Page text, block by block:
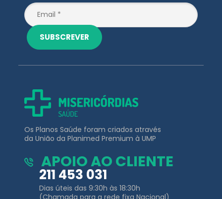
Os Planos Saúde foram criados através
da União da Planimed Premium à UMP
APOIO AO CLIENTE
211 453 031
(Chamada para a rede fixa Nacional)
EMAIL
clientes@misericordiassaude.pt